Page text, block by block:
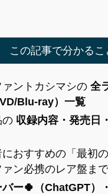
この記事で分かるこ
ァントカシマシの全
Blu-ray）一覧
の 収録内容・発売日
おすすめの「最初の
ァン必携のレア盤ま
バー🍀（ChatGPT）